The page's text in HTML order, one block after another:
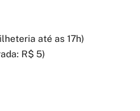
até as 17h)
R$ 5)